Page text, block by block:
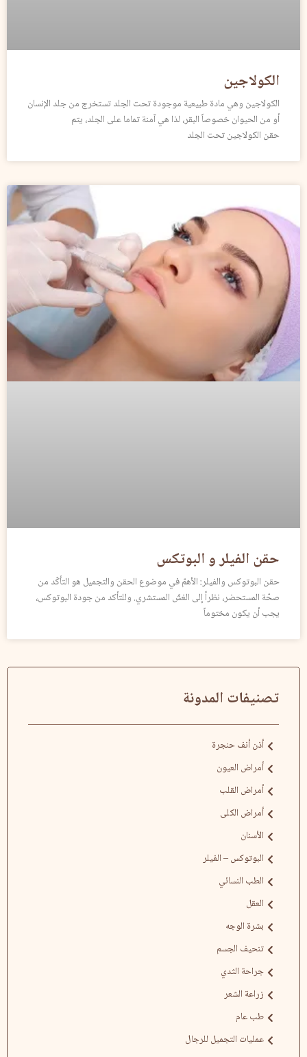
الكولاجين
الكولاجين وهي مادة طبيعية موجودة تحت الجلد تستخرج من جلد الإنسان
أو من الحيوان خصوصاً البقر، لذا هي آمنة تماما على الجلد، يتم
حقن الكولاجين تحت الجلد
حقن الفيلر و البوتكس
حقن البوتوكس والفيلر: الأهمّ في موضوع الحقن والتجميل هو التأكّد من
صحّة المستحضر، نظراً إلى الغشّ المستشري. وللتأكد من جودة البوتوكس،
يجب أن يكون مختوماً
تصنيفات المدونة
أذن أنف حنجرة
أمراض العيون
أمراض القلب
أمراض الكلى
الأسنان
البوتوكس – الفيلر
الطب النسائي
العقل
بشرة الوجه
تنحيف الجسم
جراحة الثدي
زراعة الشعر
طب عام
عمليات التجميل للرجال